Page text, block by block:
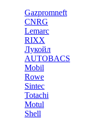
Gazpromneft
CNRG
Lemarc
RIXX
Лукойл
AUTOBACS
Mobil
Rowe
Sintec
Totachi
Motul
Shell